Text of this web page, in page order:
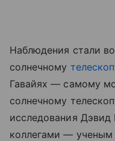
Наблюдения стали
солнечному
Гавайях — самому
солнечному
исследования Дэвид
коллегами —